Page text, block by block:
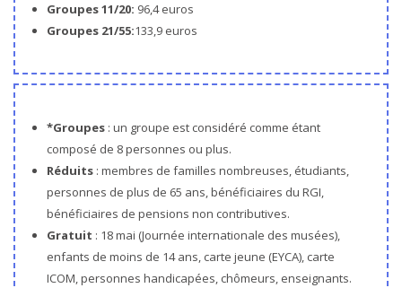
Groupes 11/20: 96,4 euros
Groupes 21/55:133,9 euros
*Groupes : un groupe est considéré comme étant
composé de 8 personnes ou plus.
Réduits : membres de familles nombreuses, étudiants,
personnes de plus de 65 ans, bénéficiaires du RGI,
bénéficiaires de pensions non contributives.
Gratuit : 18 mai (Journée internationale des musées),
enfants de moins de 14 ans, carte jeune (EYCA), carte
ICOM, personnes handicapées, chômeurs, enseignants.